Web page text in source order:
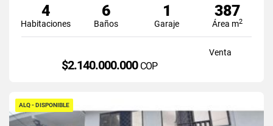
4
Habitaciones
6
Baños
1
Garaje
387
Área m2
Venta
$2.140.000.000 COP
ALQ - DISPONIBLE